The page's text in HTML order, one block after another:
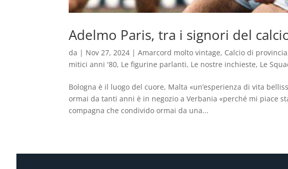
Adelmo Paris, tra i signori del
da | Nov 27, 2024 |Amarcord molto vintage, Calcio di provincia
mitici anni '80, Le figurine parlanti, Le nostre inchieste, Le
Bologna è il luogo del cuore, Malta «un’esperienza di vita
ormai da tanti anni è in negozio a Verbania «perché mi piace
compagna che condivido ormai da una...